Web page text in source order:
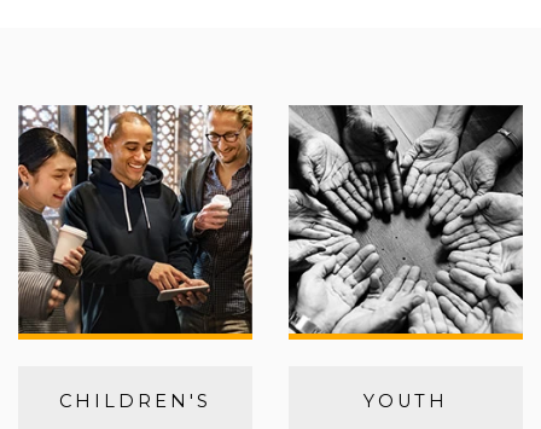
CHILDREN'S YOUTH